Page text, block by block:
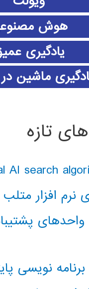
هوش
یادگیری
ماشین
تازه
نرم افزار متلب
برنامه نویسی